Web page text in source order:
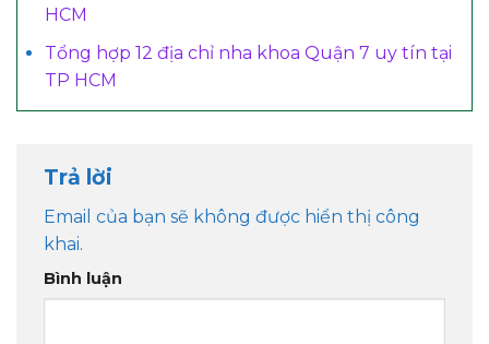
HCM
Tổng hợp 12 địa chỉ nha khoa Quận 7 uy tín tại
TP HCM
Trả lời
Email của bạn sẽ không được hiển thị công
khai.
Bình luận